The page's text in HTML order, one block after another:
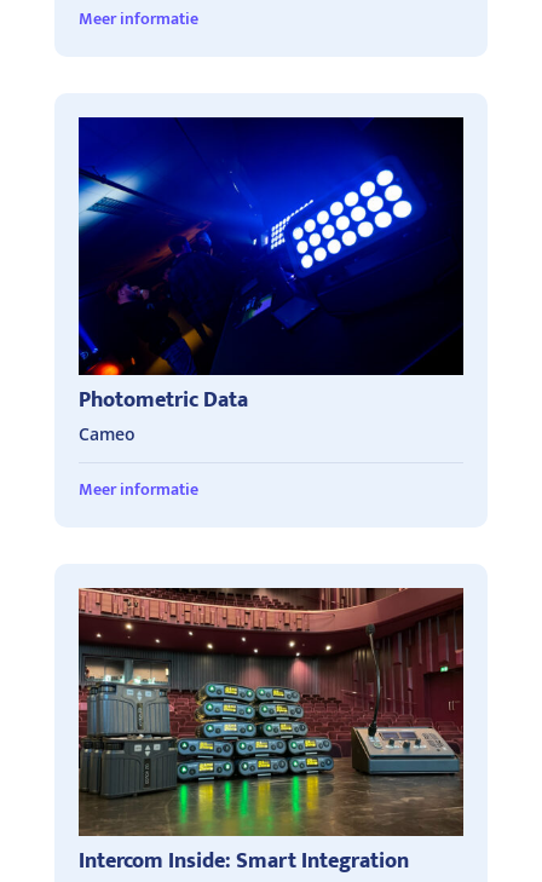
Meer informatie
Photometric Data
Cameo
Meer informatie
Intercom Inside: Smart Integration